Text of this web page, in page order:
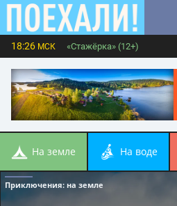
18:26 МСК «Стажёрка» (12+)
на земле на воде
Приключения: на земле